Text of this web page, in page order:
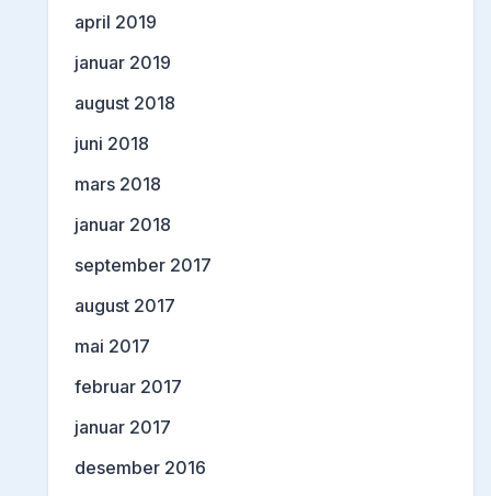
april 2019
januar 2019
august 2018
juni 2018
mars 2018
januar 2018
september 2017
august 2017
mai 2017
februar 2017
januar 2017
desember 2016